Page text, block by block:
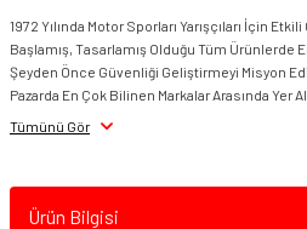
1972 Yılında Motor Sporları Yarışçıları İçin
Başlamış, Tasarlamış Olduğu Tüm Ürünlerde
Şeyden Önce Güvenliği Geliştirmeyi Misyon
Pazarda En Çok Bilinen Markalar Arasında Yer
Tümünü Gör
Ürün Bilgisi